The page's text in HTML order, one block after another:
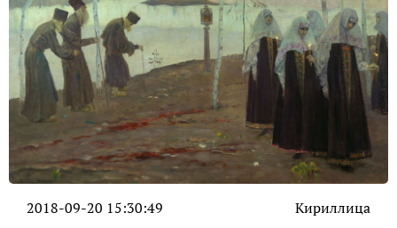
2018-09-20 15:30:49 Кириллица